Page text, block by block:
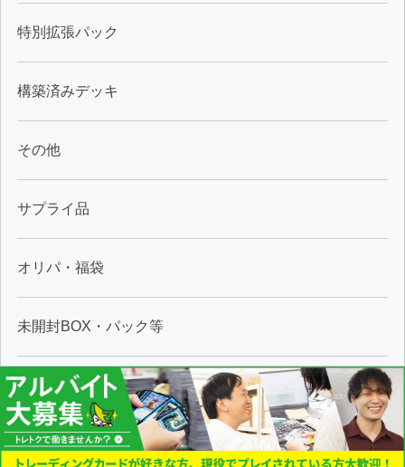
特別拡張パック
構築済みデッキ
その他
サプライ品
オリパ・福袋
未開封BOX・パック等